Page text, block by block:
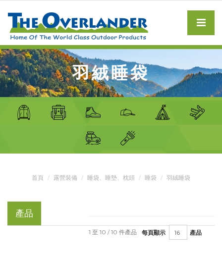
羽絨睡袋
首頁 露營裝備 睡袋、睡墊、枕頭 睡袋 羽絨睡袋
產品
每頁顯示 產品
1 至 10 / 10 件產品